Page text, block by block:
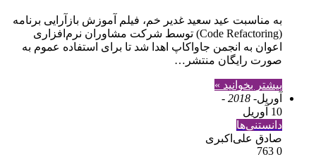
به مناسبت عید سعید غدیر خم، فیلم آموزش بازآرایی برنامه
(Code Refactoring) توسط شرکت مشاوران نرم‌افزاری
اعوان به انجمن جاواکاپ اهدا شد تا برای استفاده عموم به
صورت رایگان منتشر…
بیشتر بخوانید »
آوریل- 2018 -
10 آوریل
دانستنی‌ها
صادق علی‌اکبری
0